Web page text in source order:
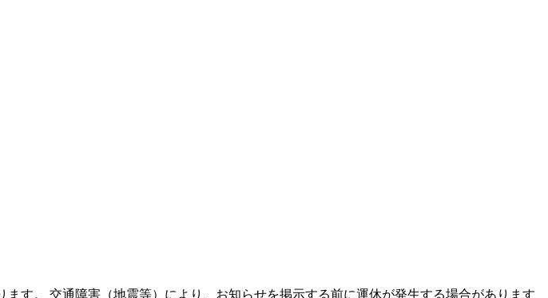
す。 交通障害（地震等）により、お知らせを掲示する前に運休が発生する場合があります